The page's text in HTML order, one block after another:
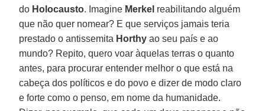
do Holocausto. Imagine Merkel reabilitando alguém
que não quer nomear? E que serviços jamais teria
prestado o antissemita Horthy ao seu país e ao
mundo? Repito, quero voar àquelas terras o quanto
antes, para procurar entender melhor o que está na
cabeça dos políticos e do povo e dizer de modo claro
e forte como o penso, em nome da humanidade.